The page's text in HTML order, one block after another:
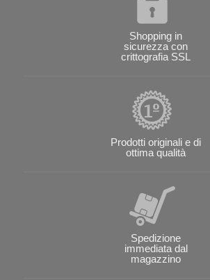
Shopping in
sicurezza con
crittografia SSL
Prodotti originali e di
ottima qualità
Spedizione
immediata dal
magazzino